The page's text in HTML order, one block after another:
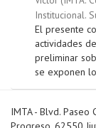
Institucional.
El presente
actividades
preliminar
se exponen
IMTA - Blvd. Paseo